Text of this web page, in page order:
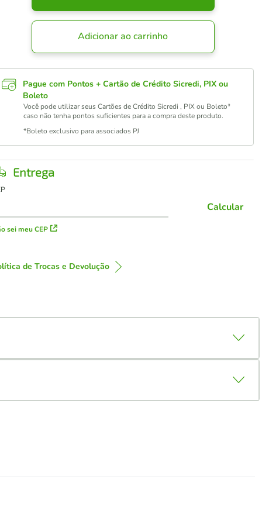
Adicionar ao carrinho
Pague com Pontos + Cartão de Crédito Sicredi, PIX ou
Boleto
Você pode utilizar seus Cartões de Crédito Sicredi , PIX ou Boleto*
caso não tenha pontos suficientes para a compra deste produto.
*Boleto exclusivo para associados PJ
Entrega
sei meu CEP
Calcular
de Trocas e Devolução